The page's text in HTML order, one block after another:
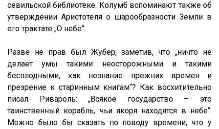
севильской библиотеке. Колумб вспоминают также об
утверждении Аристотеля о шарообразности Земли в
его трактате „О небе“.
Разве не прав был Жубер, заметив, что „ничто не
делает умы такими неосторожными и такими
бесплодными, как незнание прежних времен и
презрение к старинным книгам“? Как восхитительно
писал Ривароль: „Всякое государство – это
таинственный корабль, чьи якоря находятся в небе“.
Можно было бы сказать по поводу времени, что у